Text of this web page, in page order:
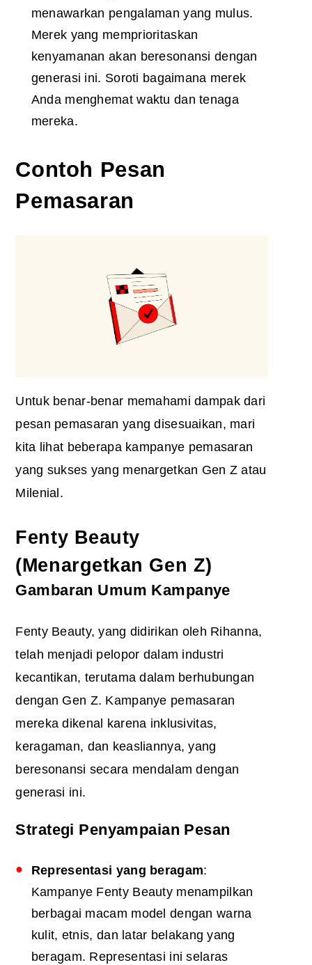
menawarkan pengalaman yang mulus.
Merek yang memprioritaskan
kenyamanan akan beresonansi dengan
generasi ini. Soroti bagaimana merek
Anda menghemat waktu dan tenaga
mereka.
Contoh Pesan
Pemasaran
Untuk benar-benar memahami dampak dari
pesan pemasaran yang disesuaikan, mari
kita lihat beberapa kampanye pemasaran
yang sukses yang menargetkan Gen Z atau
Milenial.
Fenty Beauty
(Menargetkan Gen Z)
Gambaran Umum Kampanye
Fenty Beauty, yang didirikan oleh Rihanna,
telah menjadi pelopor dalam industri
kecantikan, terutama dalam berhubungan
dengan Gen Z. Kampanye pemasaran
mereka dikenal karena inklusivitas,
keragaman, dan keasliannya, yang
beresonansi secara mendalam dengan
generasi ini.
Strategi Penyampaian Pesan
Representasi yang beragam:
Kampanye Fenty Beauty menampilkan
berbagai macam model dengan warna
kulit, etnis, dan latar belakang yang
beragam. Representasi ini selaras